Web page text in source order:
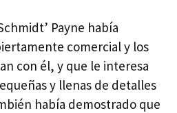
Payne había
comercial y los
con él, y que le interesa
y llenas de detalles
había demostrado que